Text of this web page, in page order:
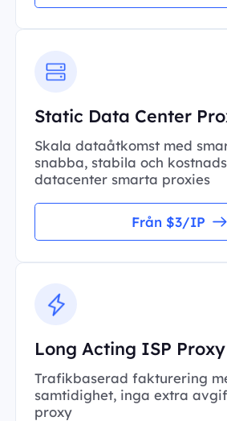
Static Data Center
Skala dataåtkomst med
snabba, stabila och
datacenter smarta proxies
Från $3/IP
Long Acting ISP Proxy
Trafikbaserad fakturering
samtidighet, inga extra
proxy